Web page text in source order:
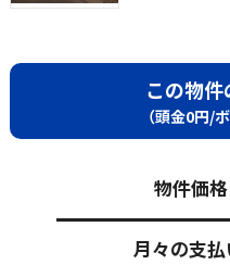
この物
（頭金0円/
物件価格
月々の支払